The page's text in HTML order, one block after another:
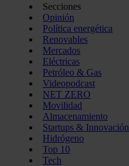
Secciones
Opinión
Política energética
Renovables
Mercados
Eléctricas
Petróleo & Gas
Videopodcast
NET ZERO
Movilidad
Almacenamiento
Startups & Innovación
Hidrógeno
Top 10
Tech